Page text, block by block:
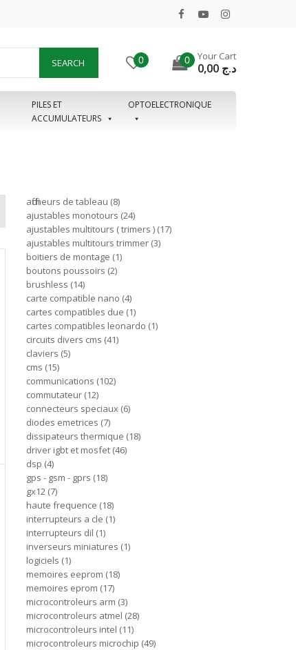
SEARCH 0 0 Your Cart
د.ج
PILES ET
ACCUMULATEURS
OPTOELECTRONIQUE
afficheurs de tableau 8
ajustables monotours 24
ajustables multitours ( trimers ) 17
ajustables multitours trimmer 3
boitiers de montage 1
boutons poussoirs 2
brushless 14
carte compatible nano 4
cartes compatibles due 1
cartes compatibles leonardo 1
circuits divers cms 41
claviers 5
cms 15
communications 102
commutateur 12
connecteurs speciaux 6
diodes emetrices 7
dissipateurs thermique 18
driver igbt et mosfet 46
dsp 4
gps - gsm - gprs 18
gx12 7
haute frequence 18
interrupteurs a cle 1
interrupteurs dil 1
inverseurs miniatures 1
logiciels 1
memoires eeprom 18
memoires eprom 17
microcontroleurs arm 3
microcontroleurs atmel 28
microcontroleurs intel 11
microcontroleurs microchip 49